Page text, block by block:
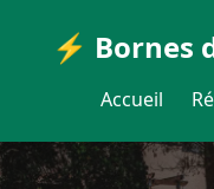
⚡ Bornes
Accueil